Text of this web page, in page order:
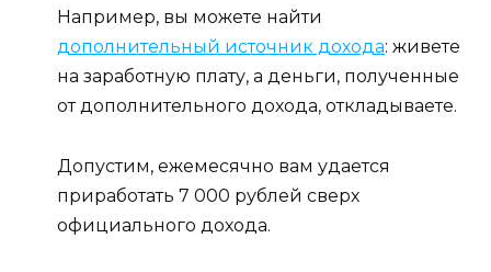
Например, вы можете найти
дополнительный источник дохода: живете
на заработную плату, а деньги, полученные
от дополнительного дохода, откладываете.
Допустим, ежемесячно вам удается
приработать 7 000 рублей сверх
официального дохода.